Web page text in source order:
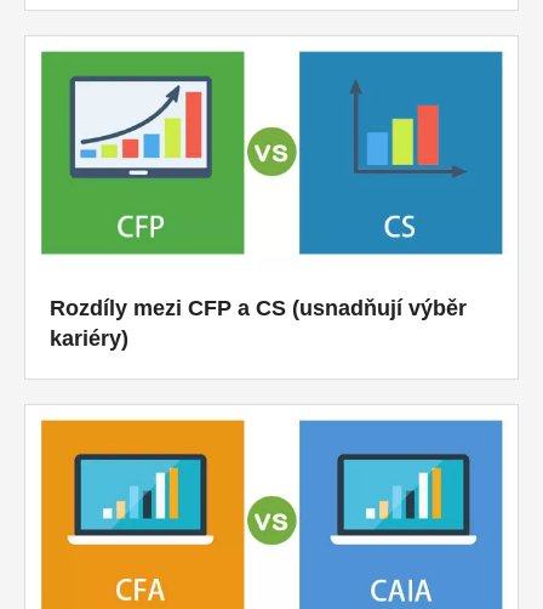
Rozdíly mezi CFP a CS (usnadňují výběr
kariéry)